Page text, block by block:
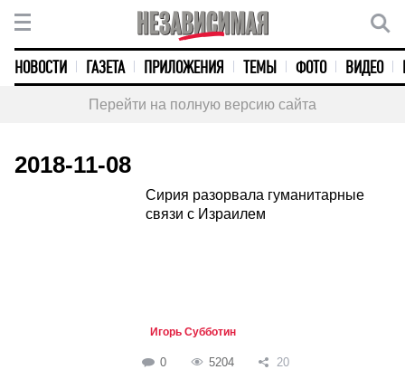
НОВОСТИ ГАЗЕТА ПРИЛОЖЕНИЯ ТЕМЫ ФОТО ВИДЕО
Перейти на полную версию сайта
2018-11-08
Сирия разорвала гуманитарные
связи с Израилем
Игорь Субботин
0 5204 20